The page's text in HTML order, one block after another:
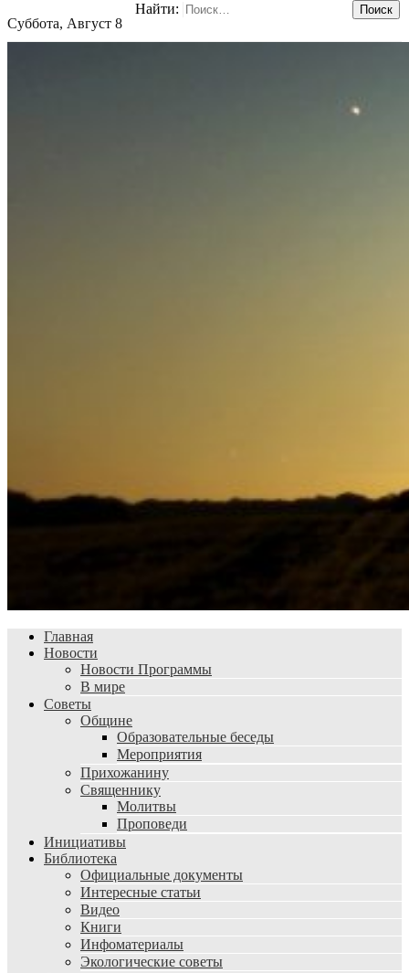
Суббота, Август 8
Найти:
Главная
Новости
Новости Программы
В мире
Советы
Общине
Образовательные беседы
Мероприятия
Прихожанину
Священнику
Молитвы
Проповеди
Инициативы
Библиотека
Официальные документы
Интересные статьи
Видео
Книги
Инфоматериалы
Экологические советы